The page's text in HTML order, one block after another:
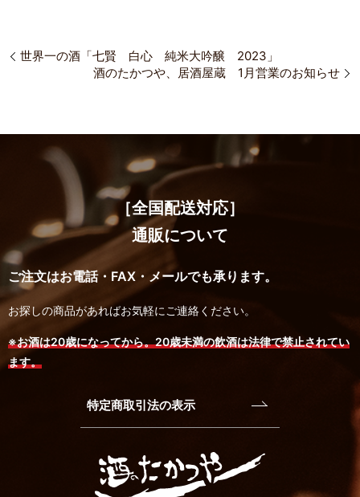
世界一の酒「七賢 白心 純米大吟醸 2023」
酒のたかつや、居酒屋蔵 1月営業のお知らせ
［全国配送対応］
通販について
ご注文はお電話・FAX・メールでも承ります。
お探しの商品があればお気軽にご連絡ください。
※お酒は20歳になってから。20歳未満の飲酒は法律で禁止されてい
ます。
特定商取引法の表示